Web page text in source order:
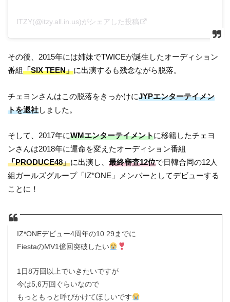
ITZY(@itzy.all.in.us)がシェアした投稿
その後、2015年には姉妹でTWICEが誕生したオーディション
番組「SIX TEEN」に出演するも残念ながら脱落。
チェヨンさんはこの脱落をきっかけにJYPエンターテイメン
トを退社しました。
そして、2017年にWMエンターテイメントに移籍したチェヨ
ンさんは2018年に運命を変えたオーディション番組
「PRODUCE48」に出演し、最終審査12位で日韓合同の12人
組ガールズグループ「IZ*ONE」メンバーとしてデビューする
ことに！
IZ*ONEデビュー4周年の10.29までに
FiestaのMV1億回突破したい
1日8万回以上でいきたいですが
今は5,6万回ぐらいなので
もっともっと呼びかけてほしいです